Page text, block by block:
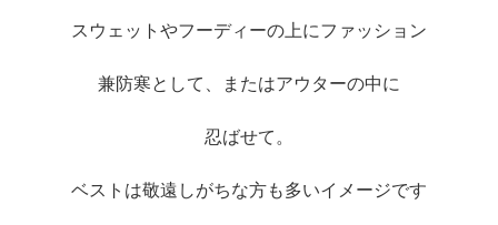
スウェットやフーディーの上にファッション
兼防寒として、またはアウターの中に
忍ばせて。
ベストは敬遠しがちな方も多いイメージです